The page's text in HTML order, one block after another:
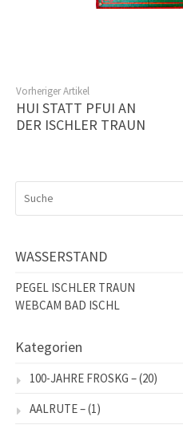
Vorheriger Artikel
HUI STATT PFUI AN
DER ISCHLER TRAUN
NACH:
WASSERSTAND
PEGEL ISCHLER TRAUN
WEBCAM BAD ISCHL
Kategorien
100-JAHRE FROSKG –(20)
AALRUTE –(1)